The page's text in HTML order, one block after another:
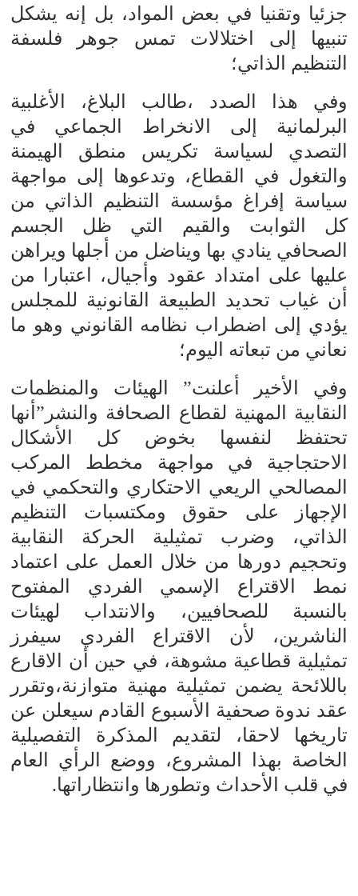
جزئيا وتقنيا في بعض المواد، بل إنه يشكل
تنبيها إلى اختلالات تمس جوهر فلسفة
التنظيم الذاتي؛
وفي هذا الصدد ،طالب البلاغ، الأغلبية
البرلمانية إلى الانخراط الجماعي في
التصدي لسياسة تكريس منطق الهيمنة
والتغول في القطاع، وتدعوها إلى مواجهة
سياسة إفراغ مؤسسة التنظيم الذاتي من
كل الثوابت والقيم التي ظل الجسم
الصحافي ينادي بها ويناضل من أجلها ويراهن
عليها على امتداد عقود وأجيال، اعتبارا من
أن غياب تحديد الطبيعة القانونية للمجلس
يؤدي إلى اضطراب نظامه القانوني وهو ما
نعاني من تبعاته اليوم؛
وفي الأخير أعلنت” الهيئات والمنظمات
النقابية المهنية لقطاع الصحافة والنشر”أنها
تحتفظ لنفسها بخوض كل الأشكال
الاحتجاجية في مواجهة مخطط المركب
المصالحي الريعي الاحتكاري والتحكمي في
الإجهاز على حقوق ومكتسبات التنظيم
الذاتي، وضرب تمثيلية الحركة النقابية
وتحجيم دورها من خلال العمل على اعتماد
نمط الاقتراع الإسمي الفردي المفتوح
بالنسبة للصحافيين، والانتداب لهيئات
الناشرين، لأن الاقتراع الفردي سيفرز
تمثيلية قطاعية مشوهة، في حين أن الاقارع
باللائحة يضمن تمثيلية مهنية متوازنة،وتقرر
عقد ندوة صحفية الأسبوع القادم سيعلن عن
تاريخها لاحقا، لتقديم المذكرة التفصيلية
الخاصة بهذا المشروع، ووضع الرأي العام
في قلب الأحداث وتطورها وانتظاراتها.